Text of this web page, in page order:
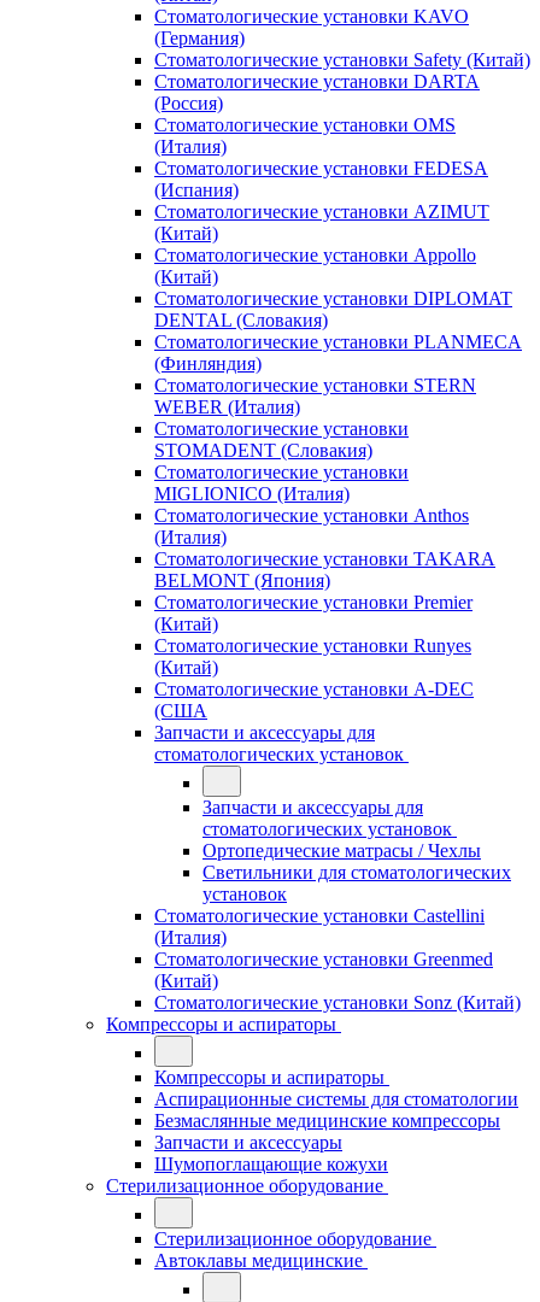
Стоматологические установки KAVO
(Германия)
Стоматологические установки Safety (Китай)
Стоматологические установки DARTA
(Россия)
Стоматологические установки OMS
(Италия)
Стоматологические установки FEDESA
(Испания)
Стоматологические установки AZIMUT
(Китай)
Стоматологические установки Appollo
(Китай)
Стоматологические установки DIPLOMAT
DENTAL (Словакия)
Стоматологические установки PLANMECA
(Финляндия)
Стоматологические установки STERN
WEBER (Италия)
Стоматологические установки
STOMADENT (Словакия)
Стоматологические установки
MIGLIONICO (Италия)
Стоматологические установки Anthos
(Италия)
Стоматологические установки TAKARA
BELMONT (Япония)
Стоматологические установки Premier
(Китай)
Стоматологические установки Runyes
(Китай)
Стоматологические установки A-DEC
(США
Запчасти и аксессуары для
стоматологических установок
Запчасти и аксессуары для
стоматологических установок
Ортопедические матрасы / Чехлы
Светильники для стоматологических
установок
Стоматологические установки Castellini
(Италия)
Стоматологические установки Greenmed
(Китай)
Стоматологические установки Sonz (Китай)
Компрессоры и аспираторы
Компрессоры и аспираторы
Аспирационные системы для стоматологии
Безмаслянные медицинские компрессоры
Запчасти и аксессуары
Шумопоглащающие кожухи
Стерилизационное оборудование
Стерилизационное оборудование
Автоклавы медицинские